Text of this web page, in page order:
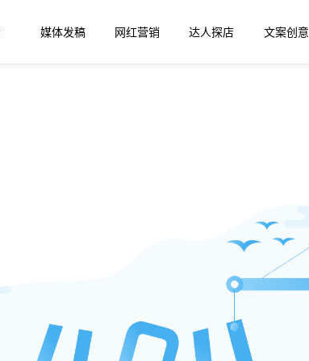
媒体发稿 网红营销 达人探店 文案创意